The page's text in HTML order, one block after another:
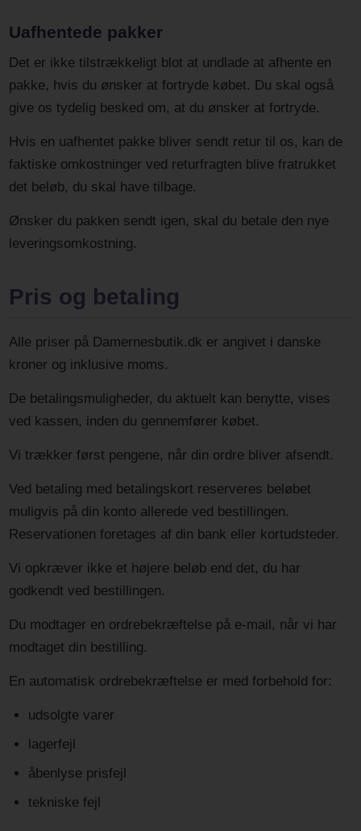
Uafhentede pakker
Det er ikke tilstrækkeligt blot at undlade at afhente en
pakke, hvis du ønsker at fortryde købet. Du skal også
give os tydelig besked om, at du ønsker at fortryde.
Hvis en uafhentet pakke bliver sendt retur til os, kan de
faktiske omkostninger ved returfragten blive fratrukket
det beløb, du skal have tilbage.
Ønsker du pakken sendt igen, skal du betale den nye
leveringsomkostning.
Pris og betaling
Alle priser på Damernesbutik.dk er angivet i danske
kroner og inklusive moms.
De betalingsmuligheder, du aktuelt kan benytte, vises
ved kassen, inden du gennemfører købet.
Vi trækker først pengene, når din ordre bliver afsendt.
Ved betaling med betalingskort reserveres beløbet
muligvis på din konto allerede ved bestillingen.
Reservationen foretages af din bank eller kortudsteder.
Vi opkræver ikke et højere beløb end det, du har
godkendt ved bestillingen.
Du modtager en ordrebekræftelse på e-mail, når vi har
modtaget din bestilling.
En automatisk ordrebekræftelse er med forbehold for:
udsolgte varer
lagerfejl
åbenlyse prisfejl
tekniske fejl